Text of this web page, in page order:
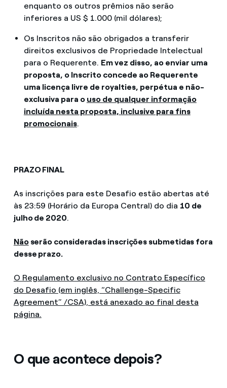
enquanto os outros prêmios não serão
inferiores a US $ 1.000 (mil dólares);
Os Inscritos não são obrigados a transferir
direitos exclusivos de Propriedade Intelectual
para o Requerente. Em vez disso, ao enviar uma
proposta, o Inscrito concede ao Requerente
uma licença livre de royalties, perpétua e não-
exclusiva para o uso de qualquer informação
incluída nesta proposta, inclusive para fins
promocionais.
PRAZO FINAL
As inscrições para este Desafio estão abertas até
às 23:59 (Horário da Europa Central) do dia 10 de
julho de 2020.
Nãoserão consideradas inscrições submetidas fora
desse prazo.
O Regulamento exclusivo no Contrato Específico
do Desafio (em inglês, “Challenge-Specific
Agreement” /CSA), está anexado ao final desta
página.
O que acontece depois?